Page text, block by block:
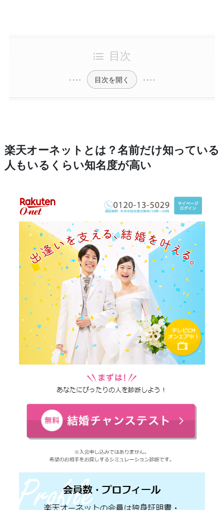
目次
目次を開く
楽天オーネットとは？名前だけ知っている
人もいるくらい知名度が高い